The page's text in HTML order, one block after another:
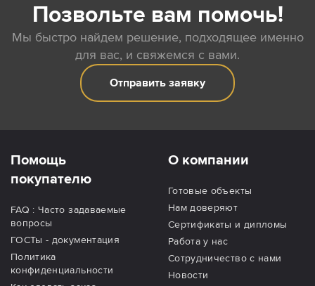
Позвольте вам помочь!
Мы быстро найдем решение, подходящее именно
для вас, и свяжемся с вами.
Отправить заявку
Помощь
покупателю
FAQ : Часто задаваемые
вопросы
ГОСТы - документация
Политика
конфиденциальности
О компании
Готовые объекты
Нам доверяют
Сертификаты и дипломы
Работа у нас
Сотрудничество с нами
Новости